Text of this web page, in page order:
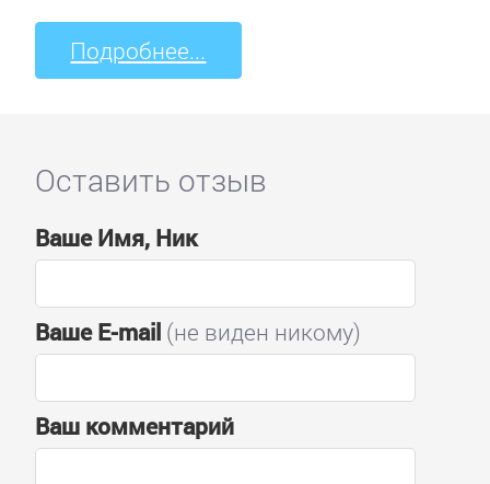
Подробнее...
Оставить отзыв
Ваше Имя, Ник
Ваше E-mail(не виден никому)
Ваш комментарий